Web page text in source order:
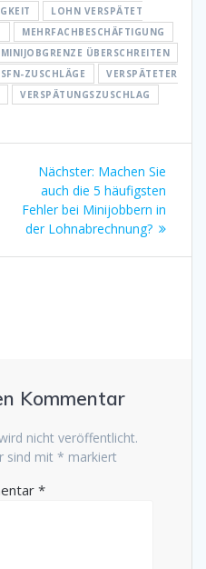
LOHN VERSPÄTET
MEHRFACHBESCHÄFTIGUNG
MINIJOBGRENZE ÜBERSCHREITEN
SFN-ZUSCHLÄGE
VERSPÄTETER
VERSPÄTUNGSZUSCHLAG
Nächster: Nächster
Beitrag:
Machen Sie
auch die 5 häufigsten
Fehler bei Minijobbern in
der Lohnabrechnung?
Kommentar
nicht veröffentlicht.
sind mit * markiert
*